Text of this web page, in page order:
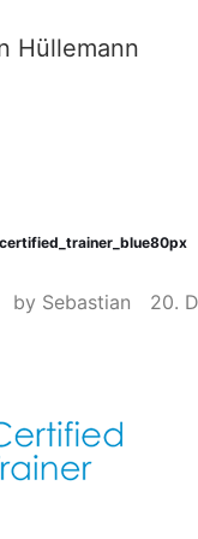
by Sebastian 20.